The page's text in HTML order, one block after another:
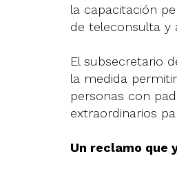
la capacitación
de teleconsulta y
El subsecretario
la medida
personas con
extraordinarios
Un reclamo que